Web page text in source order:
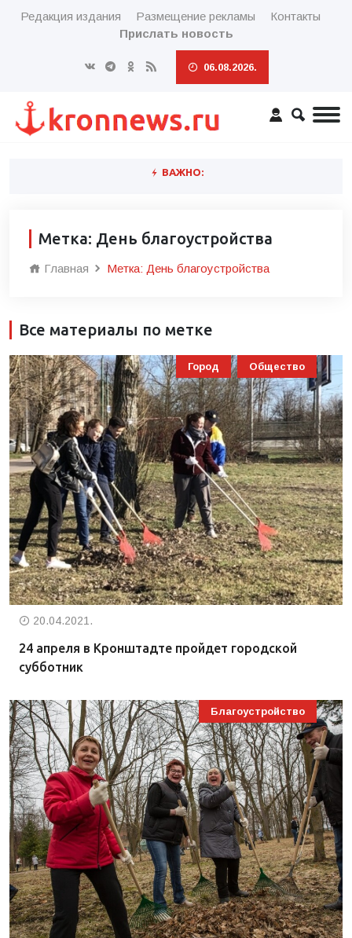
Редакция издания Размещение рекламы
Контакты
Прислать новость
06.08.2026.
ВАЖНО:
Метка: День благоустройства
Главная Метка: День благоустройства
Все материалы по метке
Город Общество
20.04.2021.
24 апреля в Кронштадте пройдет городской
субботник
Благоустройство